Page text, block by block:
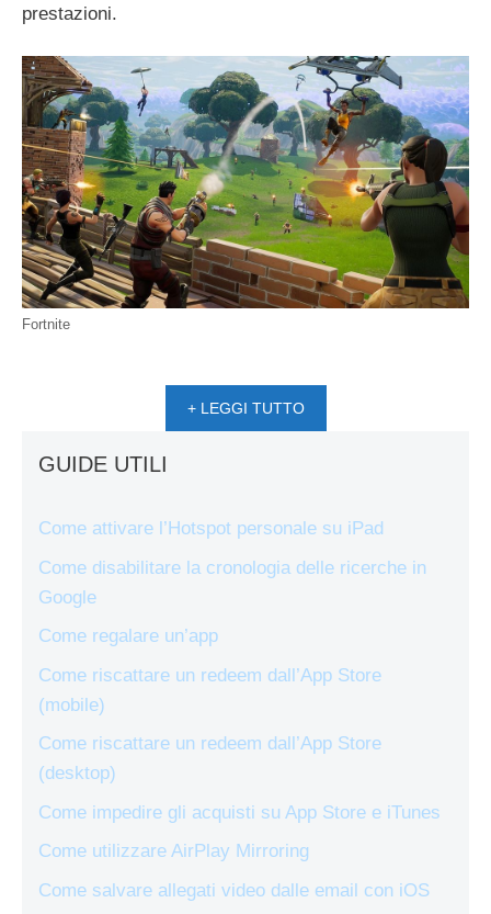
prestazioni.
Fortnite
+ LEGGI TUTTO
GUIDE UTILI
Come attivare l’Hotspot personale su iPad
Come disabilitare la cronologia delle ricerche in
Google
Come regalare un’app
Come riscattare un redeem dall’App Store
(mobile)
Come riscattare un redeem dall’App Store
(desktop)
Come impedire gli acquisti su App Store e iTunes
Come utilizzare AirPlay Mirroring
Come salvare allegati video dalle email con iOS